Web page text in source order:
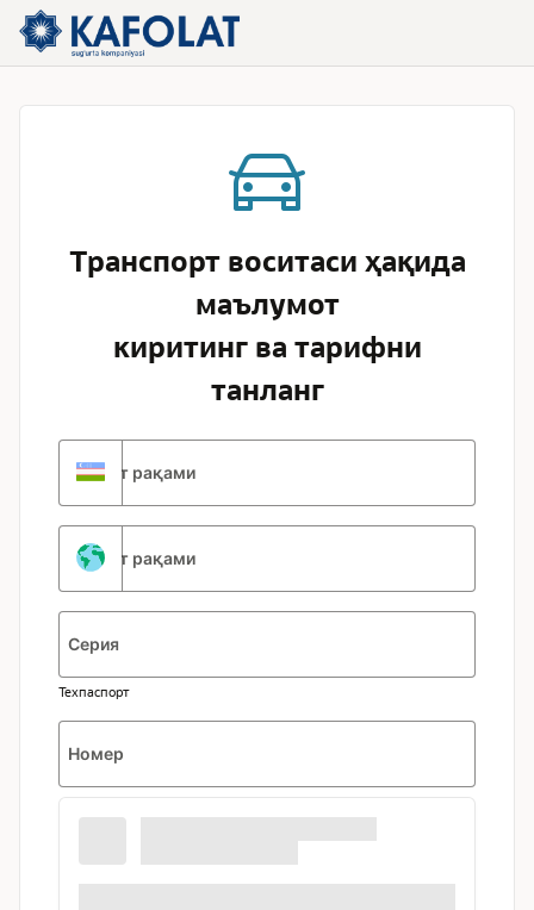
Skip to Main Content
Транспорт воситаси ҳақида
маълумот
киритинг ва тарифни
танланг
Давлат рақами
Давлат рақами
Серия
Техпаспорт
Номер